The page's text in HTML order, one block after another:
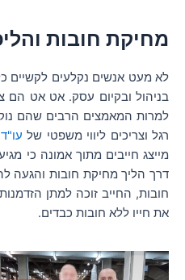
מחיקת חובות
לא מעט אנשים נקלעים לקשיים
בניהול ובקיום עסק. אט אט הם
למרות המאמצים הרבים שהם
רגל וצריכים ליווי משפטי של
מייצג חייבים מתוך אמונה כי
דרך הליך מחיקת חובות והגעה
חובות, החייב זוכה למתן
את חייו ללא חובות כבדים.